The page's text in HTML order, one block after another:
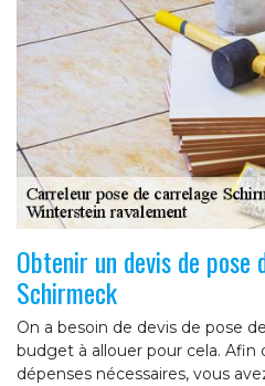
Obtenir un devis de
Schirmeck
On a besoin de devis de pose
budget à allouer pour cela.
dépenses nécessaires, vous